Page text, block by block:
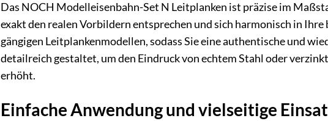
Das NOCH Modelleisenbahn-Set N Leitplanken ist präzise im
exakt den realen Vorbildern entsprechen und sich harmonisch in
gängigen Leitplankenmodellen, sodass Sie eine authentische und
detailreich gestaltet, um den Eindruck von echtem Stahl oder
erhöht.
Einfache Anwendung und vielseitige